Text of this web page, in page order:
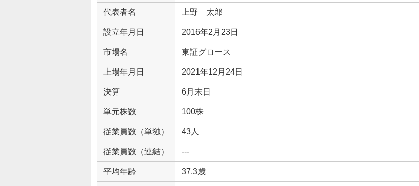
代表者名 上野 太郎
設立年月日 2016年2月23日
市場名 東証グロース
上場年月日 2021年12月24日
決算 6月末日
単元株数 100株
従業員数（単独） 43人
従業員数（連結） ---
平均年齢 37.3歳